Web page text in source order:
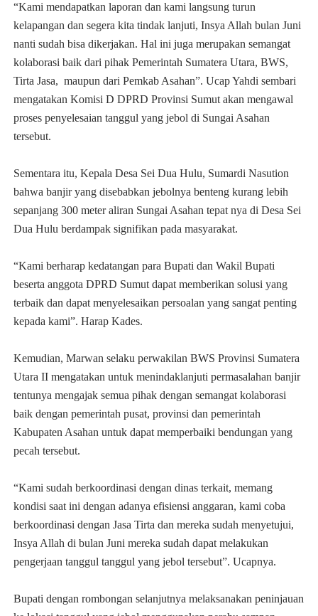
“Kami mendapatkan laporan dan kami langsung turun
kelapangan dan segera kita tindak lanjuti, Insya Allah bulan Juni
nanti sudah bisa dikerjakan. Hal ini juga merupakan semangat
kolaborasi baik dari pihak Pemerintah Sumatera Utara, BWS,
Tirta Jasa, maupun dari Pemkab Asahan”. Ucap Yahdi sembari
mengatakan Komisi D DPRD Provinsi Sumut akan mengawal
proses penyelesaian tanggul yang jebol di Sungai Asahan
tersebut.
Sementara itu, Kepala Desa Sei Dua Hulu, Sumardi Nasution
bahwa banjir yang disebabkan jebolnya benteng kurang lebih
sepanjang 300 meter aliran Sungai Asahan tepat nya di Desa Sei
Dua Hulu berdampak signifikan pada masyarakat.
“Kami berharap kedatangan para Bupati dan Wakil Bupati
beserta anggota DPRD Sumut dapat memberikan solusi yang
terbaik dan dapat menyelesaikan persoalan yang sangat penting
kepada kami”. Harap Kades.
Kemudian, Marwan selaku perwakilan BWS Provinsi Sumatera
Utara II mengatakan untuk menindaklanjuti permasalahan banjir
tentunya mengajak semua pihak dengan semangat kolaborasi
baik dengan pemerintah pusat, provinsi dan pemerintah
Kabupaten Asahan untuk dapat memperbaiki bendungan yang
pecah tersebut.
“Kami sudah berkoordinasi dengan dinas terkait, memang
kondisi saat ini dengan adanya efisiensi anggaran, kami coba
berkoordinasi dengan Jasa Tirta dan mereka sudah menyetujui,
Insya Allah di bulan Juni mereka sudah dapat melakukan
pengerjaan tanggul tanggul yang jebol tersebut”. Ucapnya.
Bupati dengan rombongan selanjutnya melaksanakan peninjauan